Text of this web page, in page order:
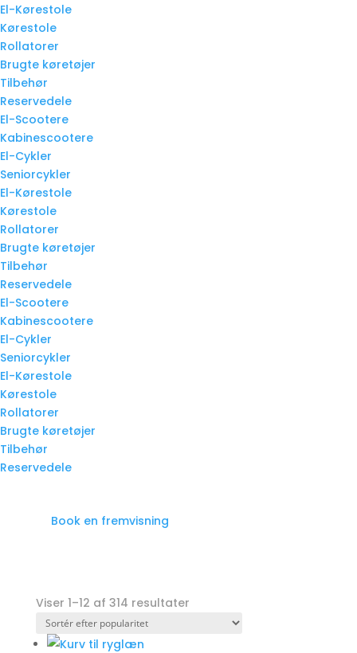
El-Kørestole
Kørestole
Rollatorer
Brugte køretøjer
Tilbehør
Reservedele
El-Scootere
Kabinescootere
El-Cykler
Seniorcykler
El-Kørestole
Kørestole
Rollatorer
Brugte køretøjer
Tilbehør
Reservedele
El-Scootere
Kabinescootere
El-Cykler
Seniorcykler
El-Kørestole
Kørestole
Rollatorer
Brugte køretøjer
Tilbehør
Reservedele
Book en fremvisning
Viser 1–12 af 314 resultater